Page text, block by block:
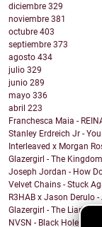
diciembre 329
noviembre 381
octubre 403
septiembre 373
agosto 434
julio 329
junio 289
mayo 336
abril 223
Franchesca Maia -
Stanley Erdreich Jr -
Interleaved x Morgan
Glazergirl - The Kingdom
Joseph Jordan - How
Velvet Chains - Stuck
R3HAB x Jason Derulo -
Glazergirl - The Liar's Way
NVSN - Black Hole